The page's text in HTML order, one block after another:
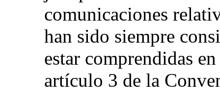
comunicaciones
han sido siempre
estar comprendidas
artículo 3 de la